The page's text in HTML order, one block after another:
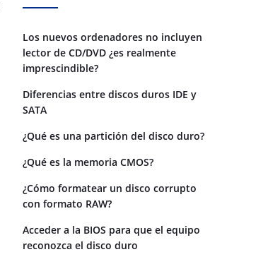
Los nuevos ordenadores no incluyen
lector de CD/DVD ¿es realmente
imprescindible?
Diferencias entre discos duros IDE y
SATA
¿Qué es una partición del disco duro?
¿Qué es la memoria CMOS?
¿Cómo formatear un disco corrupto
con formato RAW?
Acceder a la BIOS para que el equipo
reconozca el disco duro